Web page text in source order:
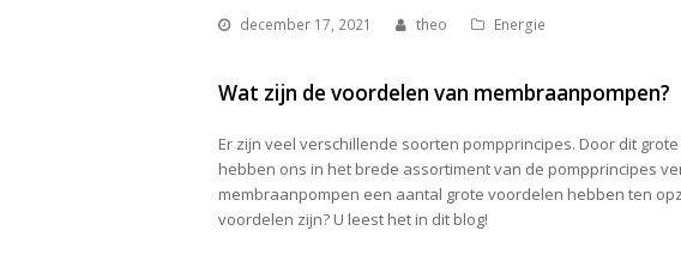
december 17, 2021 theo Energie
Wat zijn de voordelen van membraanpompen?
Er zijn veel verschillende soorten pompprincipes. Door dit
hebben ons in het brede assortiment van de pompprincipes
membraanpompen een aantal grote voordelen hebben ten
voordelen zijn? U leest het in dit blog!